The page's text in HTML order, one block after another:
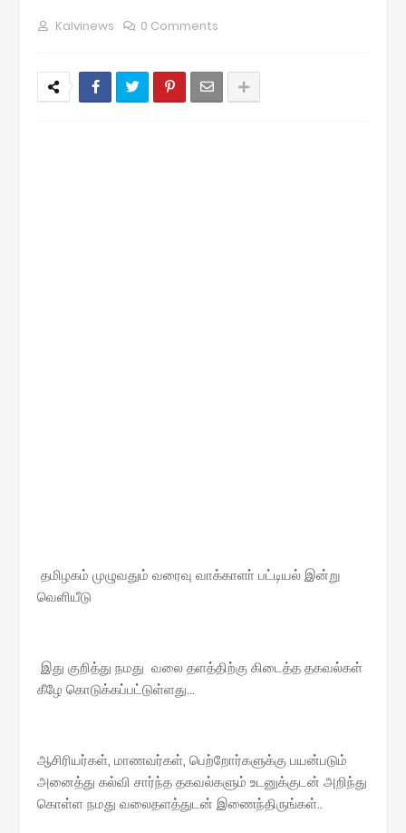
Kalvinews 0 Comments
தமிழகம் முழுவதும் வரைவு வாக்காளா் பட்டியல் இன்று
வெளியீடு
இது குறித்து நமது வலை தளத்திற்கு கிடைத்த தகவல்கள்
கீழே கொடுக்கப்பட்டுள்ளது...
ஆசிரியர்கள், மாணவர்கள், பெற்றோர்களுக்கு பயன்படும்
அனைத்து கல்வி சார்ந்த தகவல்களும் உடனுக்குடன் அறிந்து
கொள்ள நமது வலைதளத்துடன் இணைந்திருங்கள்..